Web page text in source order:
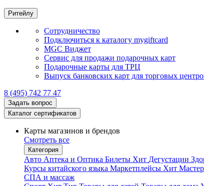
Ритейлу
Сотрудничество
Подключиться к каталогу mygiftcard
MGC Виджет
Сервис для продажи подарочных карт
Подарочные карты для ТРЦ
Выпуск банковских карт для торговых
8 (495) 742 77 47
Задать вопрос
Каталог сертификатов
Карты магазинов и брендов
Смотреть все
Категория
Авто Аптека и Оптика Билеты Хит Дегустации
Курсы китайского языка Маркетплейсы Хит
СПА и массаж